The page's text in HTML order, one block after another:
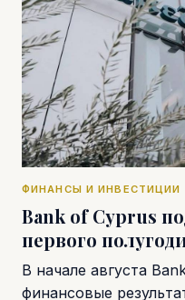
ФИНАНСЫ И ИНВЕСТИЦИИ
Bank of Cyprus
первого
В начале августа
финансовые